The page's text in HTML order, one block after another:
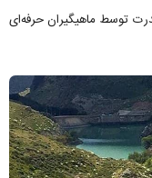
توسط ماهیگیران حرفه‌ای